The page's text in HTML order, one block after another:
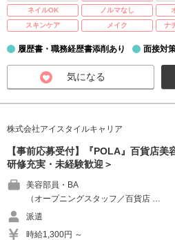
ネイルOK
ノルマなし
スキンケア
メイク ナ
履歴書・職務経歴書添削あり 面接対
気になる
株式会社アイスタイルキャリア
【事前応募受付】『POLA』百貨店美
研修充実・未経験歓迎＞
美容部員・BA
（オープニングスタッフ／百貨店 …
派遣
時給1,300円 ～